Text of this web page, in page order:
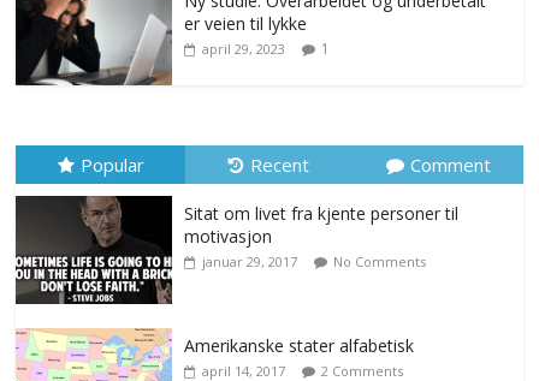
er veien til lykke
april 29, 2023 1
Popular Recent Comment
Sitat om livet fra kjente personer til
motivasjon
januar 29, 2017 No Comments
Amerikanske stater alfabetisk
april 14, 2017 2 Comments